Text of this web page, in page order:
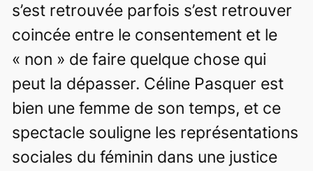
s’est retrouvée parfois s’est retrouver
coincée entre le consentement et le
« non » de faire quelque chose qui
peut la dépasser. Céline Pasquer est
bien une femme de son temps, et ce
spectacle souligne les représentations
sociales du féminin dans une justice